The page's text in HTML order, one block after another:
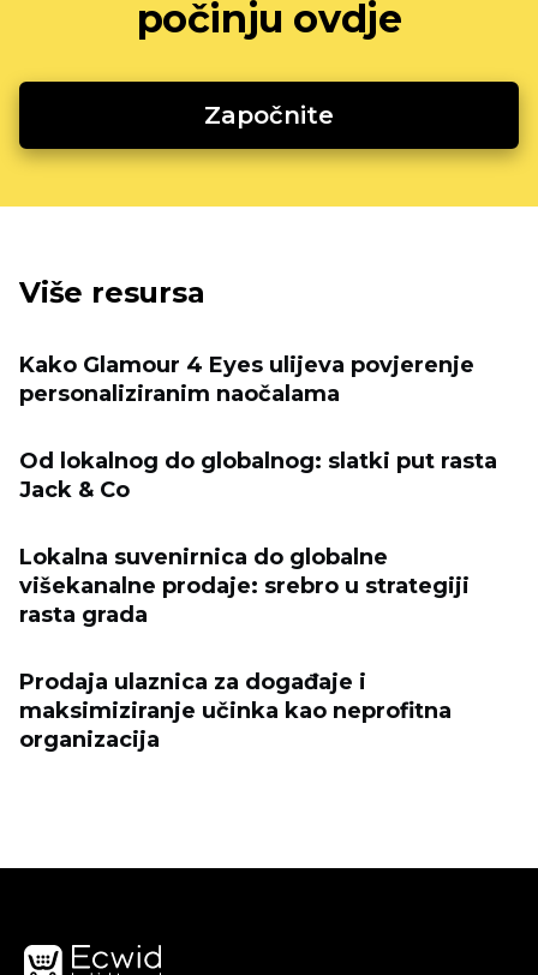
počinju ovdje
Započnite
Više resursa
Kako Glamour 4 Eyes ulijeva povjerenje
personaliziranim naočalama
Od lokalnog do globalnog: slatki put rasta
Jack & Co
Lokalna suvenirnica do globalne
višekanalne prodaje: srebro u strategiji
rasta grada
Prodaja ulaznica za događaje i
maksimiziranje učinka kao neprofitna
organizacija